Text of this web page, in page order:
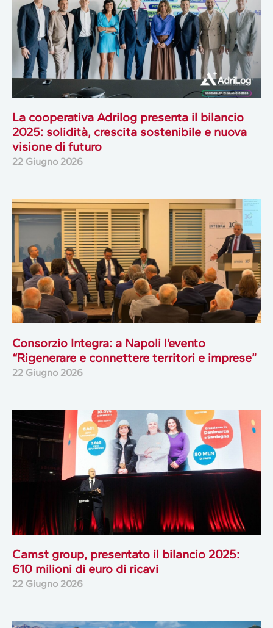
La cooperativa Adrilog presenta il bilancio
2025: solidità, crescita sostenibile e nuova
visione di futuro
22 Giugno 2026
Consorzio Integra: a Napoli l’evento
“Rigenerare e connettere territori e imprese”
22 Giugno 2026
Camst group, presentato il bilancio 2025:
610 milioni di euro di ricavi
22 Giugno 2026